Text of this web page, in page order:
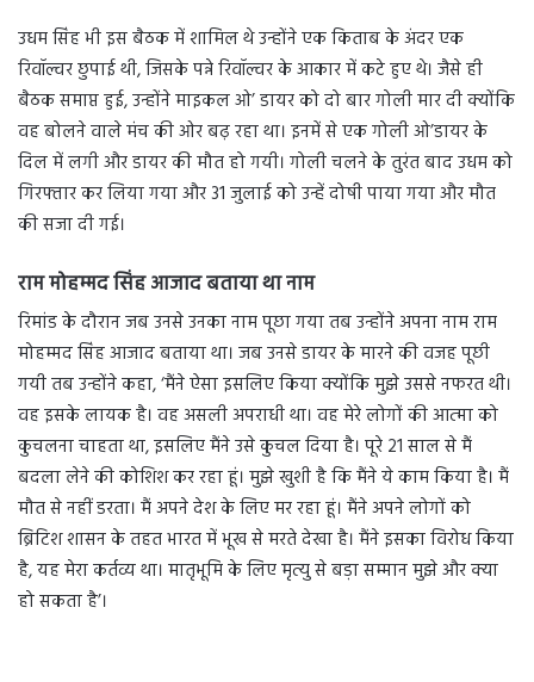
उधम सिंह भी इस बैठक में शामिल थे उन्होंने एक किताब के अंदर एक
रिवॉल्वर छुपाई थी, जिसके पन्ने रिवॉल्वर के आकार में कटे हुए थे। जैसे ही
बैठक समाप्त हुई, उन्होंने माइकल ओ’ डायर को दो बार गोली मार दी क्योंकि
वह बोलने वाले मंच की ओर बढ़ रहा था। इनमें से एक गोली ओ’डायर के
दिल में लगी और डायर की मौत हो गयी। गोली चलने के तुरंत बाद उधम को
गिरफ्तार कर लिया गया और 31 जुलाई को उन्हें दोषी पाया गया और मौत
की सजा दी गई।
राम मोहम्मद सिंह आजाद बताया था नाम
रिमांड के दौरान जब उनसे उनका नाम पूछा गया तब उन्होंने अपना नाम राम
मोहम्मद सिंह आजाद बताया था। जब उनसे डायर के मारने की वजह पूछी
गयी तब उन्होंने कहा, ‘मैंने ऐसा इसलिए किया क्योंकि मुझे उससे नफरत थी।
वह इसके लायक है। वह असली अपराधी था। वह मेरे लोगों की आत्मा को
कुचलना चाहता था, इसलिए मैंने उसे कुचल दिया है। पूरे 21 साल से मैं
बदला लेने की कोशिश कर रहा हूं। मुझे खुशी है कि मैंने ये काम किया है। मैं
मौत से नहीं डरता। मैं अपने देश के लिए मर रहा हूं। मैंने अपने लोगों को
ब्रिटिश शासन के तहत भारत में भूख से मरते देखा है। मैंने इसका विरोध किया
है, यह मेरा कर्तव्य था। मातृभूमि के लिए मृत्यु से बड़ा सम्मान मुझे और क्या
हो सकता है’।